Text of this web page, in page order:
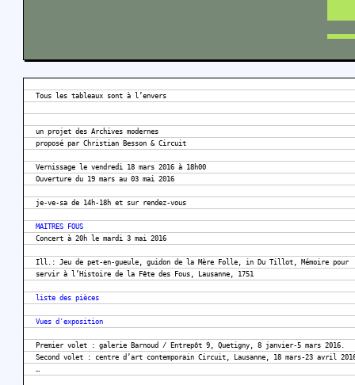
Tous les tableaux sont à l’envers
un projet des Archives modernes
proposé par Christian Besson & Circuit
Vernissage le vendredi 18 mars 2016 à 18h00
Ouverture du 19 mars au 03 mai 2016
je-ve-sa de 14h-18h et sur rendez-vous
MAITRES FOUS
Concert à 20h le mardi 3 mai 2016
Ill.: Jeu de pet-en-gueule, guidon de la Mère Folle, in Du Tillot, Mémoire pour
servir à l’Histoire de la Fête des Fous, Lausanne, 1751
liste des pièces
Vues d'exposition
Premier volet : galerie Barnoud / Entrepôt 9, Quetigny, 8 janvier-5 mars 2016.
Second volet : centre d’art contemporain Circuit, Lausanne, 18 mars-23 avril
…